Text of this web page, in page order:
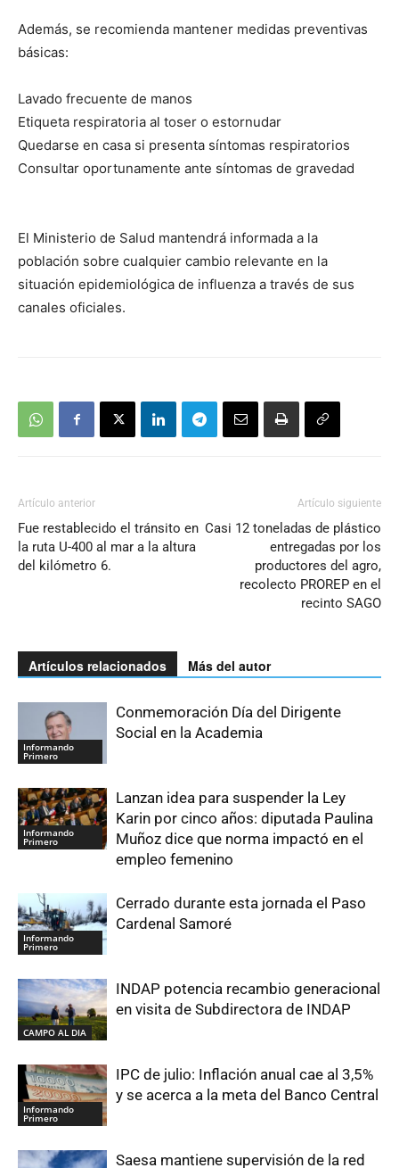
Además, se recomienda mantener medidas preventivas
básicas:
⁠Lavado frecuente de manos
Etiqueta respiratoria al toser o estornudar
Quedarse en casa si presenta síntomas respiratorios
Consultar oportunamente ante síntomas de gravedad
El Ministerio de Salud mantendrá informada a la
población sobre cualquier cambio relevante en la
situación epidemiológica de influenza a través de sus
canales oficiales.
Artículo anterior
Fue restablecido el tránsito en
la ruta U-400 al mar a la altura
del kilómetro 6.
Artículo siguiente
Casi 12 toneladas de plástico
entregadas por los
productores del agro,
recolecto PROREP en el
recinto SAGO
Artículos relacionados Más del autor
Informando
Primero
Conmemoración Día del Dirigente
Social en la Academia
Informando
Primero
Lanzan idea para suspender la Ley
Karin por cinco años: diputada Paulina
Muñoz dice que norma impactó en el
empleo femenino
Informando
Primero
Cerrado durante esta jornada el Paso
Cardenal Samoré
CAMPO AL DIA
INDAP potencia recambio generacional
en visita de Subdirectora de INDAP
Informando
Primero
IPC de julio: Inflación anual cae al 3,5%
y se acerca a la meta del Banco Central
Saesa mantiene supervisión de la red